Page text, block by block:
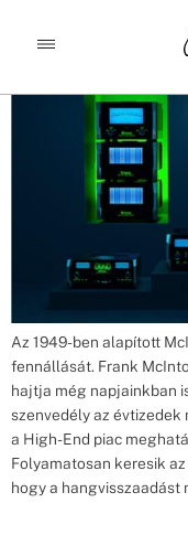
Az 1949-ben alapított
fennállását. Frank
hajtja még napjainkban
szenvedély az évtizedek
a High-End piac
Folyamatosan keresik
hogy a hangvisszaadást